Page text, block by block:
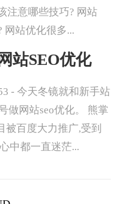
注意哪些技巧? 网站
网站优化很多...
站SEO优化
- 今天冬镜就和新手站
做网站seo优化。 熊掌
被百度大力推广,受到
中都一直迷茫...